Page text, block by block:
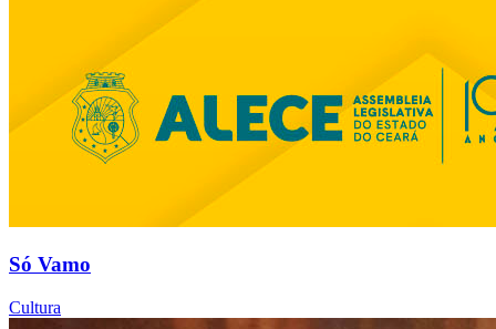
Só Vamo
Cultura